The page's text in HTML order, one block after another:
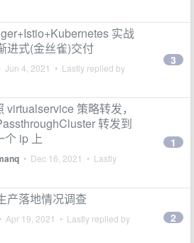
实战
进式(金丝雀)交付
Jun 4, 2021 • Lastly replied by
3
virtualservice 策略转发，
转发到
个 ip 上
• Dec 16, 2021 • Lastly
1
产落地情况调查
• Apr 19, 2021 • Lastly replied by 2